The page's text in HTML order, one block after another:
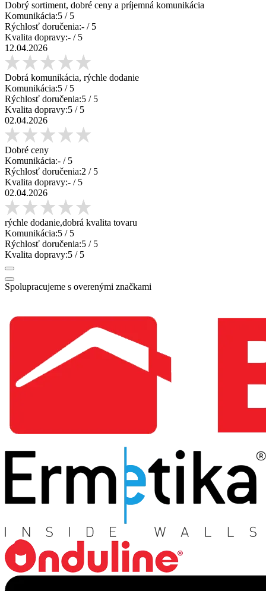
Dobrý sortiment, dobré ceny a príjemná komunikácia
Komunikácia:5 / 5
Rýchlosť doručenia:- / 5
Kvalita dopravy:- / 5
12.04.2026
Dobrá komunikácia, rýchle dodanie
Komunikácia:5 / 5
Rýchlosť doručenia:5 / 5
Kvalita dopravy:5 / 5
02.04.2026
Dobré ceny
Komunikácia:- / 5
Rýchlosť doručenia:2 / 5
Kvalita dopravy:- / 5
02.04.2026
rýchle dodanie,dobrá kvalita tovaru
Komunikácia:5 / 5
Rýchlosť doručenia:5 / 5
Kvalita dopravy:5 / 5
Spolupracujeme s overenými značkami